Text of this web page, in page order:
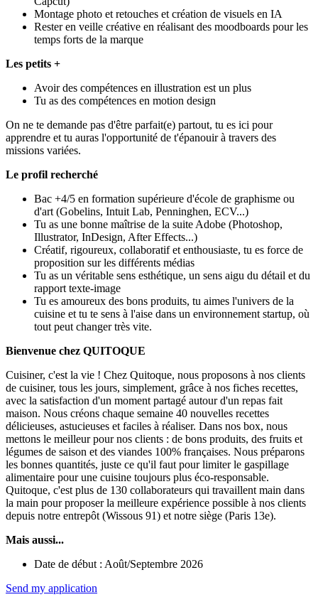
Montage photo et retouches et création de visuels en IA
Rester en veille créative en réalisant des moodboards pour les
temps forts de la marque
Les petits +
Avoir des compétences en illustration est un plus
Tu as des compétences en motion design
On ne te demande pas d'être parfait(e) partout, tu es ici pour
apprendre et tu auras l'opportunité de t'épanouir à travers des
missions variées.
Le profil recherché
Bac +4/5 en formation supérieure d'école de graphisme ou
d'art (Gobelins, Intuit Lab, Penninghen, ECV...)
Tu as une bonne maîtrise de la suite Adobe (Photoshop,
Illustrator, InDesign, After Effects...)
Créatif, rigoureux, collaboratif et enthousiaste, tu es force de
proposition sur les différents médias
Tu as un véritable sens esthétique, un sens aigu du détail et du
rapport texte-image
Tu es amoureux des bons produits, tu aimes l'univers de la
cuisine et tu te sens à l'aise dans un environnement startup, où
tout peut changer très vite.
Bienvenue chez QUITOQUE
Cuisiner, c'est la vie ! Chez Quitoque, nous proposons à nos clients
de cuisiner, tous les jours, simplement, grâce à nos fiches recettes,
avec la satisfaction d'un moment partagé autour d'un repas fait
maison. Nous créons chaque semaine 40 nouvelles recettes
délicieuses, astucieuses et faciles à réaliser. Dans nos box, nous
mettons le meilleur pour nos clients : de bons produits, des fruits et
légumes de saison et des viandes 100% françaises. Nous préparons
les bonnes quantités, juste ce qu'il faut pour limiter le gaspillage
alimentaire pour une cuisine toujours plus éco-responsable.
Quitoque, c'est plus de 130 collaborateurs qui travaillent main dans
la main pour proposer la meilleure expérience possible à nos clients
depuis notre entrepôt (Wissous 91) et notre siège (Paris 13e).
Mais aussi...
Date de début : Août/Septembre 2026
Send my application